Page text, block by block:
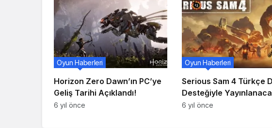
Horizon Zero Dawn’ın PC’ye
Geliş Tarihi Açıklandı!
Oyun Haberleri
6 yıl önce
Serious Sam 4 Türkçe
Desteğiyle
Oyun Haberleri
6 yıl önce